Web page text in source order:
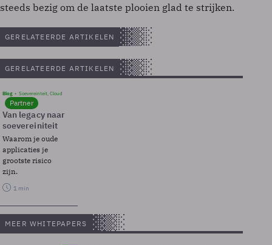
steeds bezig om de laatste plooien glad te strijken.
GERELATEERDE ARTIKELEN
GERELATEERDE ARTIKELEN
Blog Soevereinteit, Cloud
Partner
Van legacy naar
soevereiniteit
Waarom je oude
applicaties je
grootste risico
zijn.
1 min
MEER WHITEPAPERS